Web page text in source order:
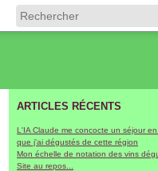
ARTICLES RÉCENTS
L'IA Claude me concocte un séjour
que j'ai dégustés de cette région
Mon échelle de notation des vins
Site au repos...